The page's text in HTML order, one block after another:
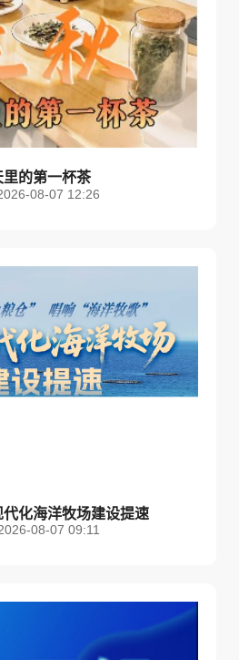
里的第一杯茶
08-07 12:26
化海洋牧场建设提速
08-07 09:11